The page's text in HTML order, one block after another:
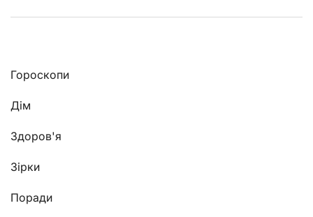
Гороскопи
Дім
Здоров'я
Зірки
Поради